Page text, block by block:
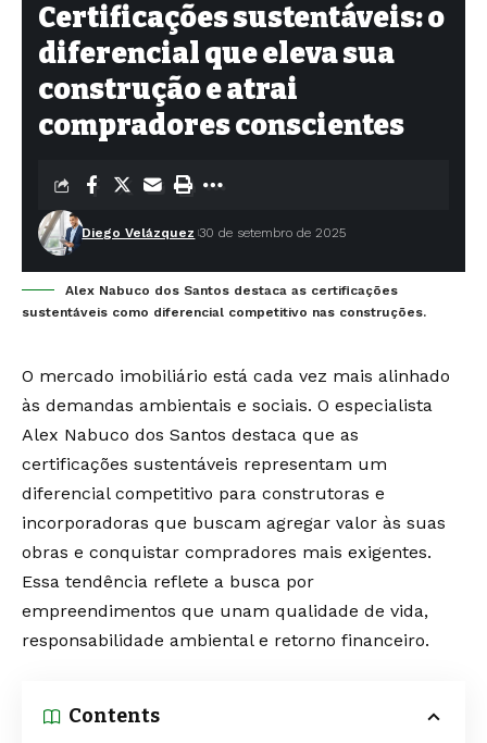
Certificações sustentáveis: o
diferencial que eleva sua
construção e atrai
compradores conscientes
Diego Velázquez 30 de setembro de 2025
Alex Nabuco dos Santos destaca as certificações
sustentáveis como diferencial competitivo nas construções.
O mercado imobiliário está cada vez mais alinhado
às demandas ambientais e sociais. O especialista
Alex Nabuco dos Santos destaca que as
certificações sustentáveis representam um
diferencial competitivo para construtoras e
incorporadoras que buscam agregar valor às suas
obras e conquistar compradores mais exigentes.
Essa tendência reflete a busca por
empreendimentos que unam qualidade de vida,
responsabilidade ambiental e retorno financeiro.
Contents